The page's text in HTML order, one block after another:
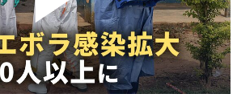
Play
Video